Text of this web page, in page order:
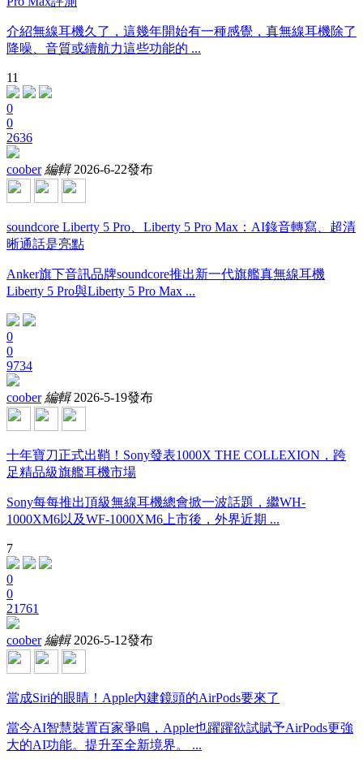
介紹無線耳機久了，這幾年開始有一種感覺，真無線耳機除了
降噪、音質或續航力這些功能的 ...
11
0
0
2636
coober 編輯 2026-6-22發布
soundcore Liberty 5 Pro、Liberty 5 Pro Max：AI錄音轉寫、超清
晰通話是亮點
Anker旗下音訊品牌soundcore推出新一代旗艦真無線耳機
Liberty 5 Pro與Liberty 5 Pro Max ...
0
0
9734
coober 編輯 2026-5-19發布
十年寶刀正式出鞘！Sony發表1000X THE COLLEXION，跨
足精品級旗艦耳機市場
Sony每每推出頂級無線耳機總會掀一波話題，繼WH-
1000XM6以及WF-1000XM6上市後，外界近期 ...
7
0
0
21761
coober 編輯 2026-5-12發布
當成Siri的眼睛！Apple內建鏡頭的AirPods要來了
當今AI智慧裝置百家爭鳴，Apple也躍躍欲試賦予AirPods更強
大的AI功能。提升至全新境界。 ...